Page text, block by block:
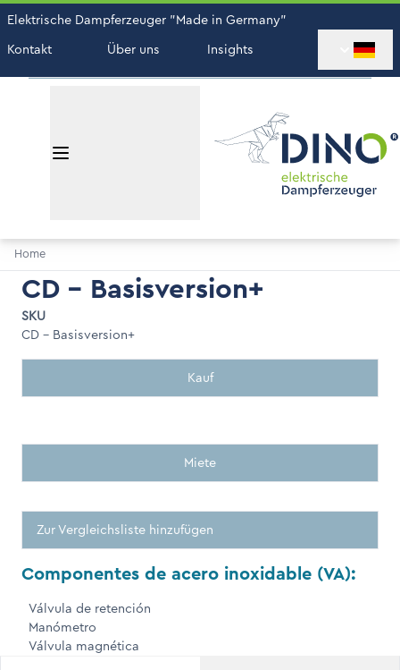
Elektrische Dampferzeuger "Made in Germany"
Kontakt
Über uns Insights
Home
CD - Basisversion+
SKU
CD - Basisversion+
Kauf
Miete
Zur Vergleichsliste hinzufügen
Componentes de acero inoxidable (VA):
Válvula de retención
Manómetro
Válvula magnética